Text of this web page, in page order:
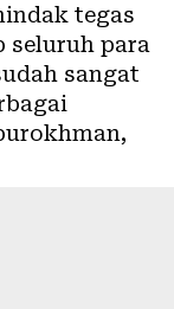
tegas
seluruh para
sangat